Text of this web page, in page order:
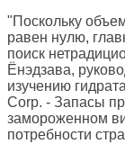
"Поскольку
равен нулю,
поиск
Ёнэдзава,
изучению
Corp. - Запасы
замороженном
потребности